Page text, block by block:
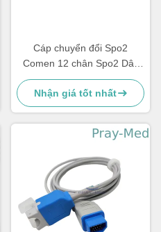
Cáp chuyển đổi Spo2
Comen 12 chân Spo2 Dây
mở rộng cảm biến Spo2
Màu xám
Nhận giá tốt nhất